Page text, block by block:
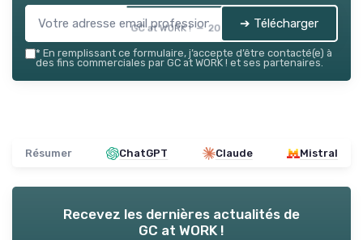
GC at WORK ! — 2026 ➔ Télécharger
* En remplissant ce formulaire, j’accepte d’être contacté(e) à
des fins commerciales par GC at WORK ! et ses partenaires.
Résumer ChatGPT Claude Mistral
Recevez les dernières actualités de
GC at WORK !